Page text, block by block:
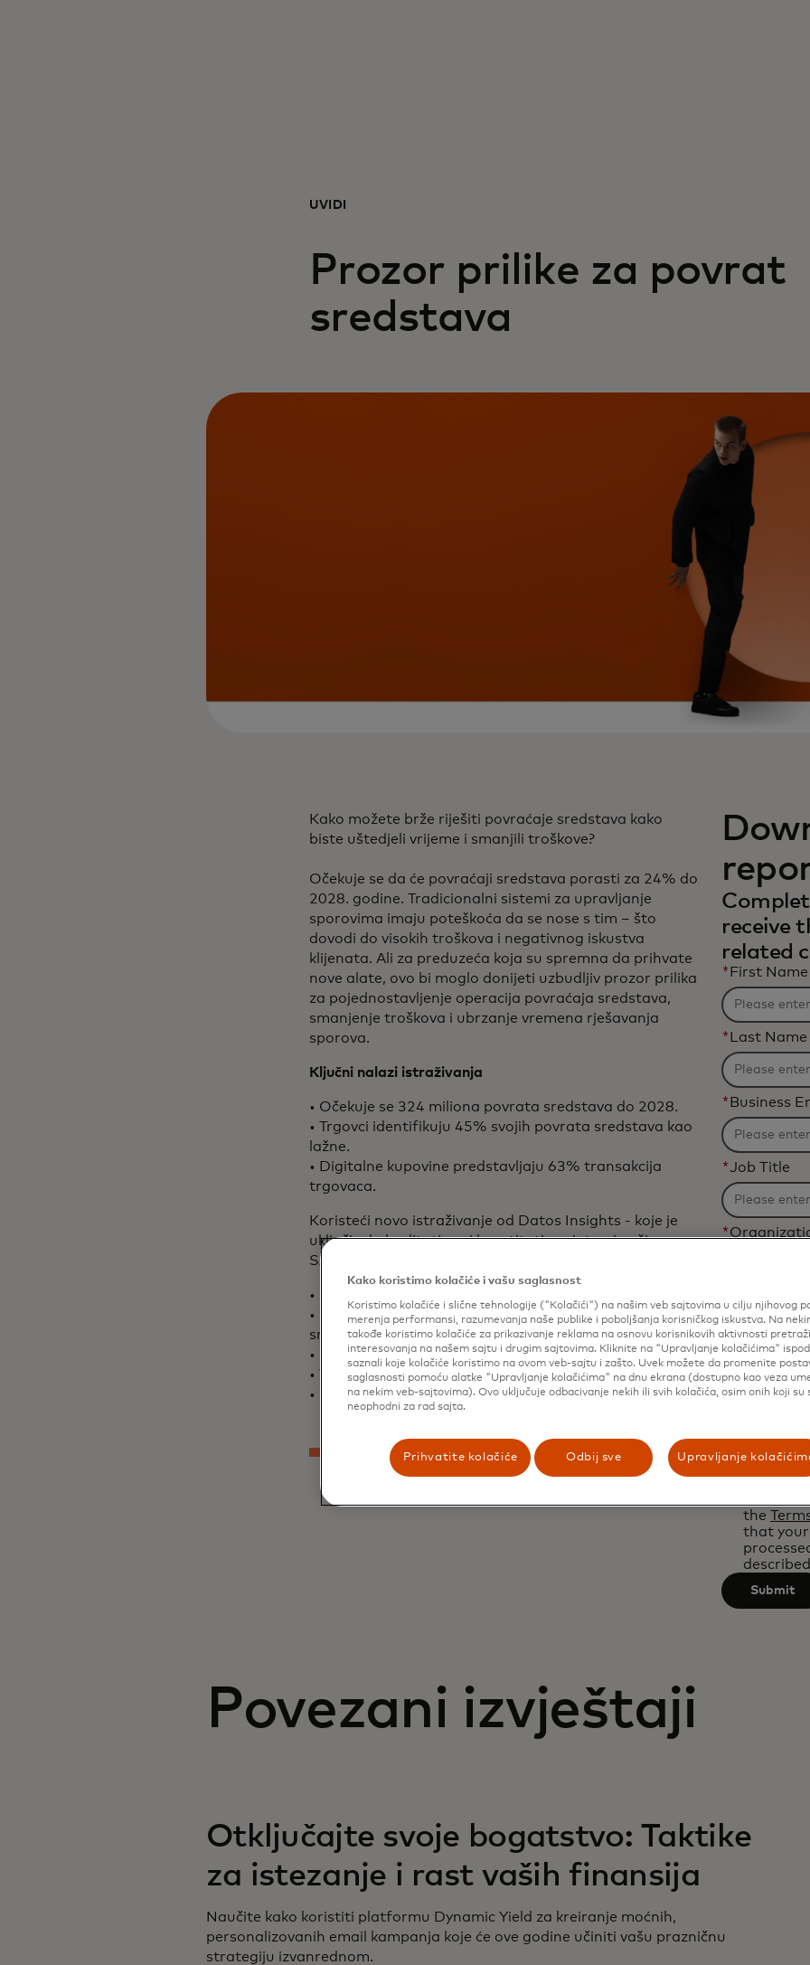
UVIDI
Prozor prilike za povrat
sredstava
​Kako možete brže riješiti povraćaje sredstava kako
biste uštedjeli vrijeme i smanjili troškove?​
Očekuje se da će povraćaji sredstava porasti za 24% do
2028. godine. Tradicionalni sistemi za upravljanje
sporovima imaju poteškoća da se nose s tim – što
dovodi do visokih troškova i negativnog iskustva
klijenata. Ali za preduzeća koja su spremna da prihvate
nove alate, ovo bi moglo donijeti uzbudljiv prozor prilika
za pojednostavljenje operacija povraćaja sredstava,
smanjenje troškova i ubrzanje vremena rješavanja
sporova.
Ključni nalazi istraživanja​
• Očekuje se 324 miliona povrata sredstava do 2028.
• Trgovci identifikuju 45% svojih povrata sredstava kao
lažne.
• Digitalne kupovine predstavljaju 63% transakcija
trgovaca.
Koristeći novo istraživanje od Datos Insights - koje je
uključivalo kvalitativne i kvantitativne intervjue širom
SAD-a, UK-a, Brazila i Australije - izvještaj istražuje:​
• Globalni i regionalni predviđanja povrata sredstava
• Ključni trendovi koji pokreću rast u povratima
sredstava
• Podaci specifični za industriju o povratima sredstava
• Trenutni procesi upravljanja sporovima
• Rješenja za poboljšanje
receive
related
* First Name
* Last Name
* Business
*Job Title
*
Industry
Filtering
will
be
after
3
Country
Filtering
Yes, I
By
confirm
the
that your
Submit
Povezani izvještaji
Otključajte svoje bogatstvo: Taktike
za istezanje i rast vaših finansija
Naučite kako koristiti platformu Dynamic Yield za kreiranje moćnih,
personalizovanih email kampanja koje će ove godine učiniti vašu prazničnu
strategiju izvanrednom.
Kako koristimo kolačiće i vašu saglasnost
Koristimo kolačiće i slične tehnologije ("Kolačići") na našim veb sajtovima u cilju njihovog
merenja performansi, razumevanja naše publike i poboljšanja korisničkog iskustva. Na
takođe koristimo kolačiće za prikazivanje reklama na osnovu korisnikovih aktivnosti
interesovanja na našem sajtu i drugim sajtovima. Kliknite na "Upravljanje kolačićima"
saznali koje kolačiće koristimo na ovom veb-sajtu i zašto. Uvek možete da promenite
saglasnosti pomoću alatke "Upravljanje kolačićima" na dnu ekrana (dostupno kao veza
na nekim veb-sajtovima). Ovo uključuje odbacivanje nekih ili svih kolačića, osim onih koji su
neophodni za rad sajta.
Prihvatite kolačiće Odbij sve Upravljanje